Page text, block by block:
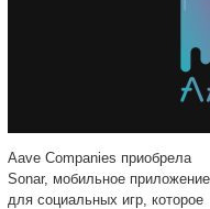
Aave Companies приобрела
Sonar, мобильное приложение
для социальных игр, которое